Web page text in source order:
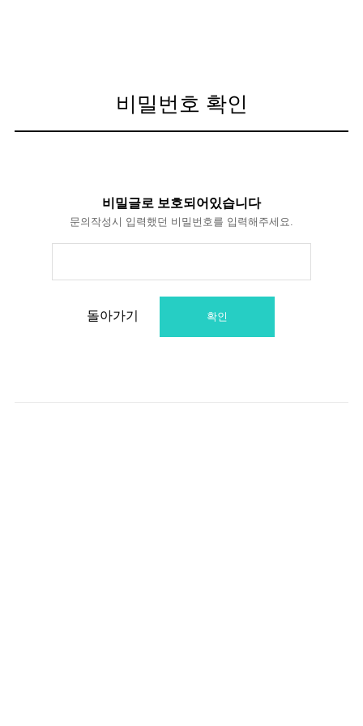
비밀번호 확인
비밀글로 보호되어있습니다
문의작성시 입력했던 비밀번호를 입력해주세요.
돌아가기